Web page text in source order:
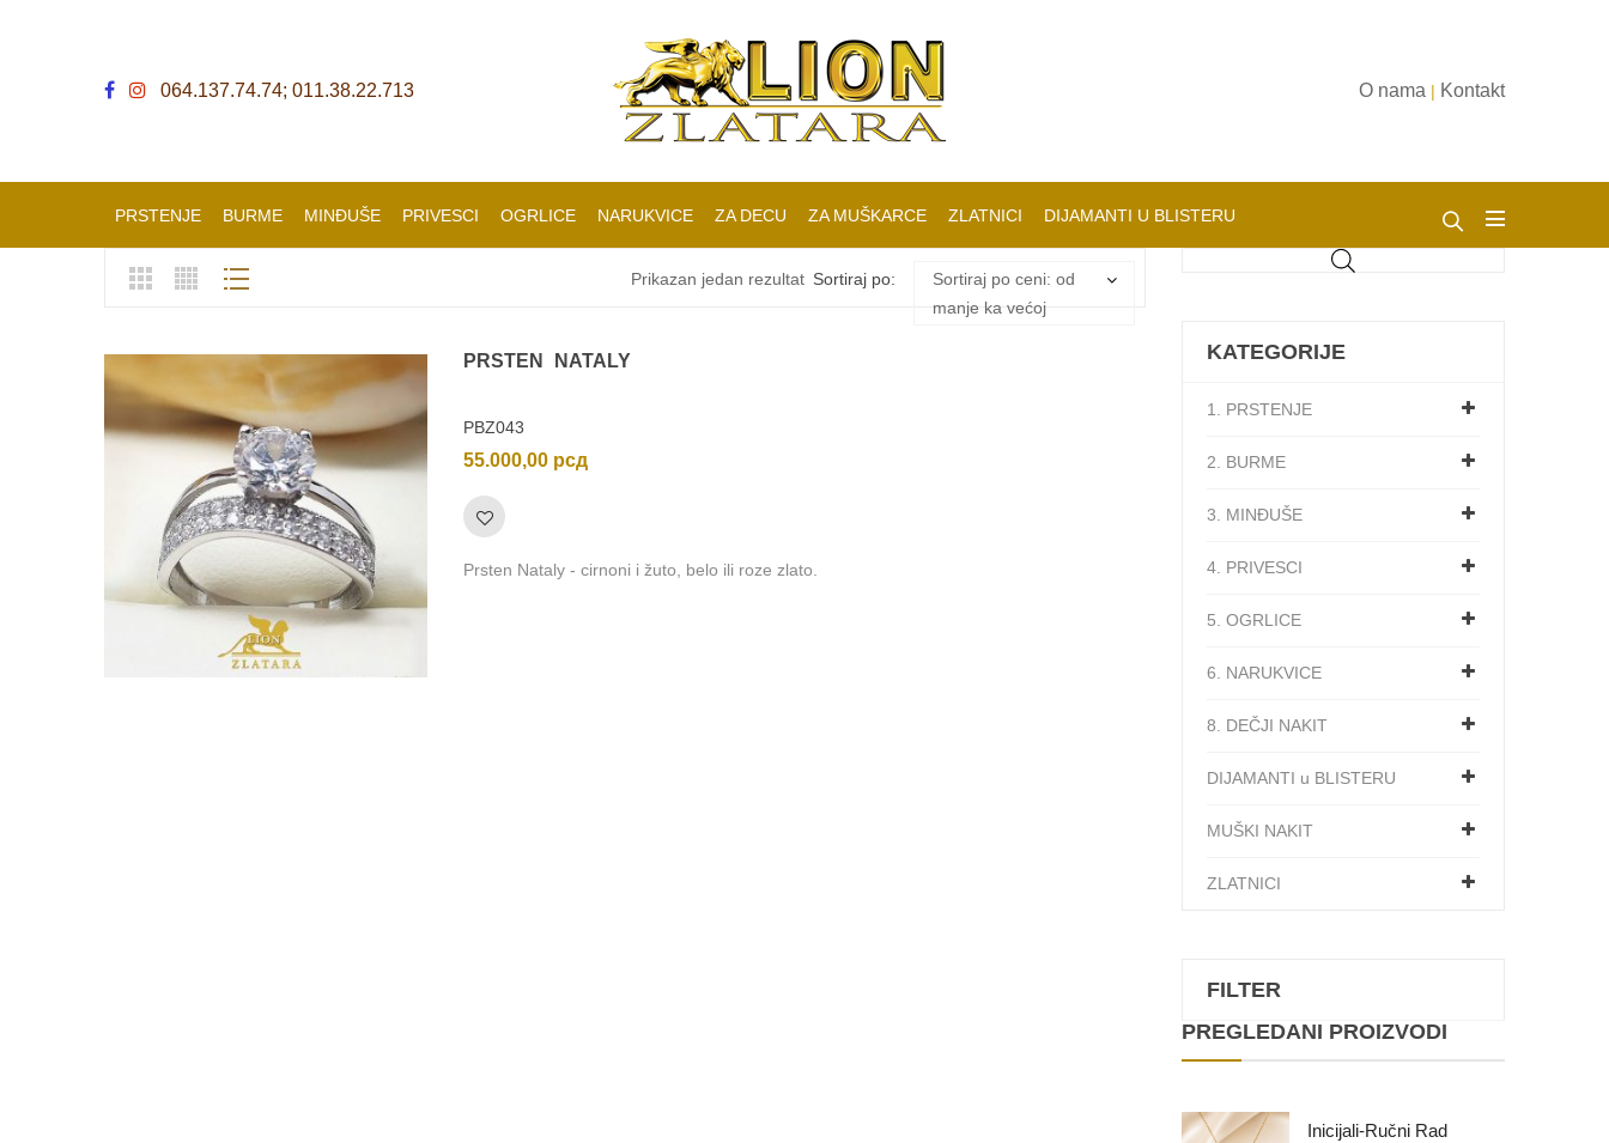
064.137.74.74; 011.38.22.713 O nama | Kontakt
PRSTENJE BURME MINĐUŠE PRIVESCI OGRLICE NARUKVICE ZA DECU ZA MUŠKARCE ZLATNICI DIJAMANTI U BLISTERU
Prikazan jedan rezultat Sortiraj po:
Sortiraj po ceni: od
manje ka većoj
PRSTEN NATALY
PBZ043
55.000,00 рсд
Prsten Nataly - cirnoni i žuto, belo ili roze zlato.
KATEGORIJE
1. PRSTENJE
2. BURME
3. MINĐUŠE
4. PRIVESCI
5. OGRLICE
6. NARUKVICE
8. DEČJI NAKIT
DIJAMANTI u BLISTERU
MUŠKI NAKIT
ZLATNICI
FILTER
PREGLEDANI PROIZVODI
Inicijali-Ručni Rad